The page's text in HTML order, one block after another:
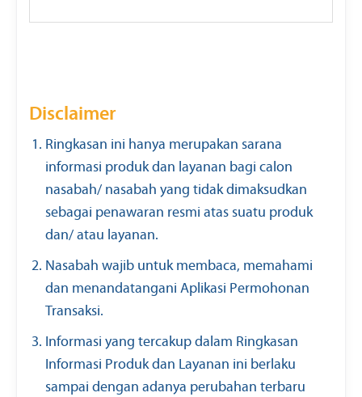
Disclaimer
Ringkasan ini hanya merupakan sarana
informasi produk dan layanan bagi calon
nasabah/ nasabah yang tidak dimaksudkan
sebagai penawaran resmi atas suatu produk
dan/ atau layanan.
Nasabah wajib untuk membaca, memahami
dan menandatangani Aplikasi Permohonan
Transaksi.
Informasi yang tercakup dalam Ringkasan
Informasi Produk dan Layanan ini berlaku
sampai dengan adanya perubahan terbaru